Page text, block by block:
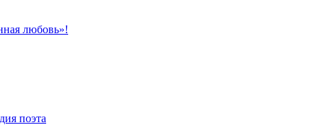
любовь»!
поэта